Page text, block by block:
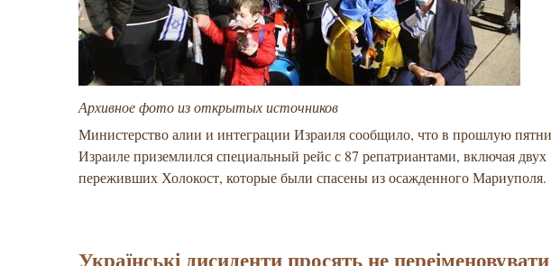
Архивное фото из открытых источников
Министерство алии и интеграции Израиля сообщило, что в прошлую
Израиле приземлился специальный рейс с 87 репатриантами, включая двух
переживших Холокост, которые были спасены из осажденного Мариуполя.
Українські дисиденти просять не переіменовувати